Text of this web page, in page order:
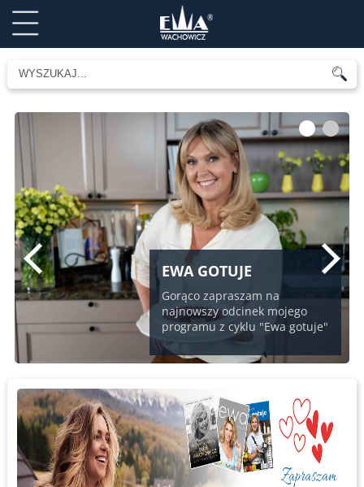
EWA GOTUJE
Gorąco zapraszam na
najnowszy odcinek mojego
programu z cyklu "Ewa gotuje"
1 2